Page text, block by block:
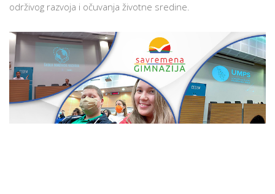
održivog razvoja i očuvanja životne sredine.